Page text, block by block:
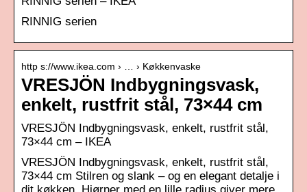
RINNIG serien
http s://www.ikea.com › … › Køkkenvaske
VRESJÖN Indbygningsvask,
enkelt, rustfrit stål, 73×44 cm
VRESJÖN Indbygningsvask, enkelt, rustfrit stål,
73×44 cm – IKEA
VRESJÖN Indbygningsvask, enkelt, rustfrit stål,
73×44 cm Stilren og slank – og en elegant detalje i
dit køkken. Hjørner med en lille radius giver mere